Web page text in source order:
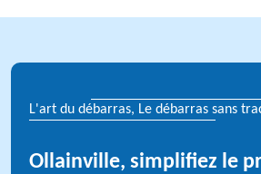
L'art du débarras, Le débarras sans
Ollainville, simplifiez le